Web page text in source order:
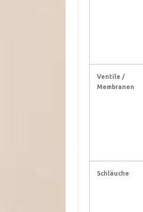
Ventile /
Membranen
Schläuche